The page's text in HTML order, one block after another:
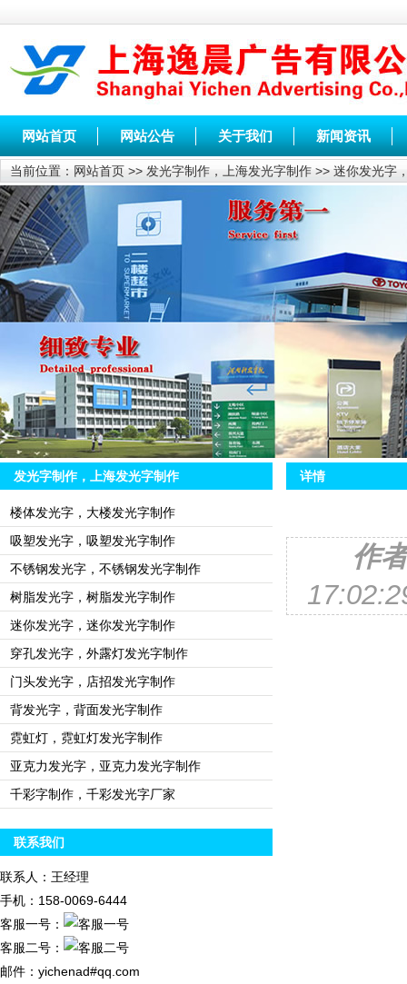
网站首页 网站公告 关于我们 新闻资讯
当前位置： 网站首页 >> 发光字制作，上海发光字制作 >> 迷你发光字
发光字制作，上海发光字制作
楼体发光字，大楼发光字制作
吸塑发光字，吸塑发光字制作
不锈钢发光字，不锈钢发光字制作
树脂发光字，树脂发光字制作
迷你发光字，迷你发光字制作
穿孔发光字，外露灯发光字制作
门头发光字，店招发光字制作
背发光字，背面发光字制作
霓虹灯，霓虹灯发光字制作
亚克力发光字，亚克力发光字制作
千彩字制作，千彩发光字厂家
联系我们
联系人：王经理
手机：158-0069-6444
客服一号：
客服二号：
邮件：yichenad#qq.com
详情
作